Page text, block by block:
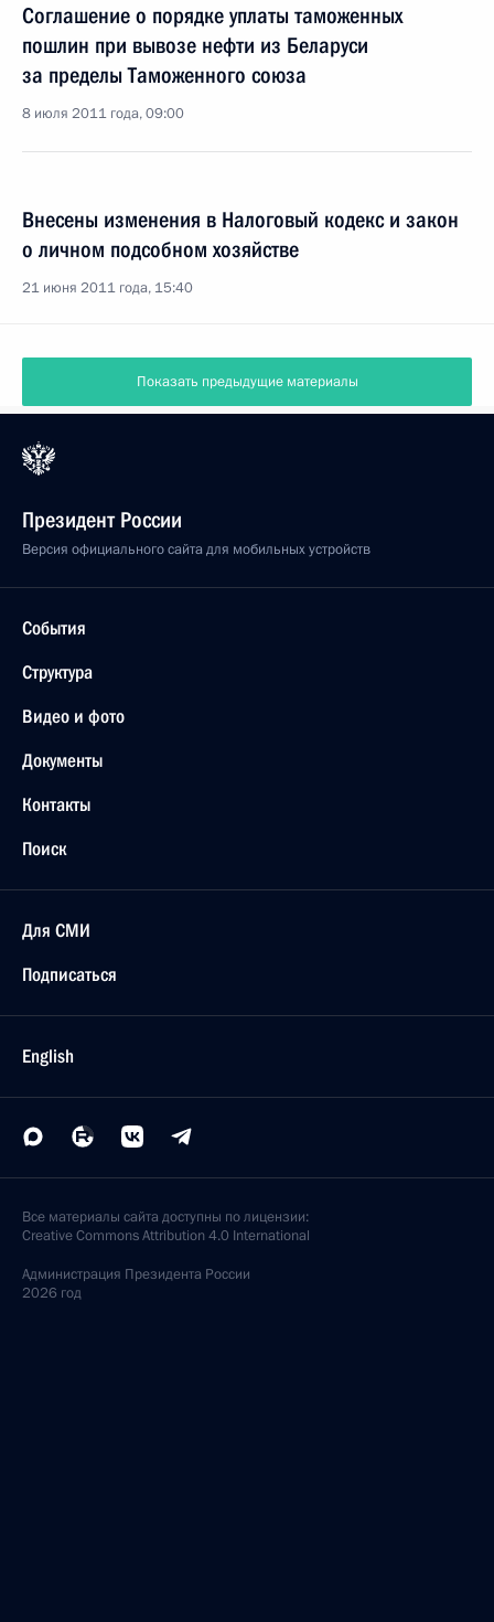
Соглашение о порядке уплаты таможенных
пошлин при вывозе нефти из Беларуси
за пределы Таможенного союза
8 июля 2011 года, 09:00
Внесены изменения в Налоговый кодекс и закон
о личном подсобном хозяйстве
21 июня 2011 года, 15:40
Показать предыдущие материалы
Президент России
Версия официального сайта для мобильных устройств
События
Структура
Видео и фото
Документы
Контакты
Поиск
Для СМИ
Подписаться
English
Все материалы сайта доступны по лицензии:
Creative Commons Attribution 4.0 International
Администрация Президента России
2026 год